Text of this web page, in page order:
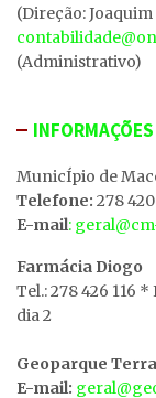
(Direção: Joaquim
(Administrativo)
MunicÍpio de
Telefone: 278
E-mail:
Farmácia Diogo
Tel.: 278 426 116
dia 2
Geoparque
E-mail: